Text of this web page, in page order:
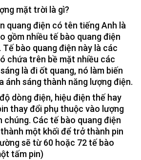
mặt trời là gì?
quang điện có tên tiếng Anh là
gồm nhiều tế bào quang điện
Tế bào quang điện này là các
chứa trên bề mặt nhiều các
là đi ốt quang, nó làm biến
ánh sáng thành năng lượng điện.
dòng điện, hiệu điện thế hay
thay đổi phụ thuộc vào lượng
chúng. Các tế bào quang điện
một khối để trở thành pin
sẽ từ 60 hoặc 72 tế bào
tấm pin)